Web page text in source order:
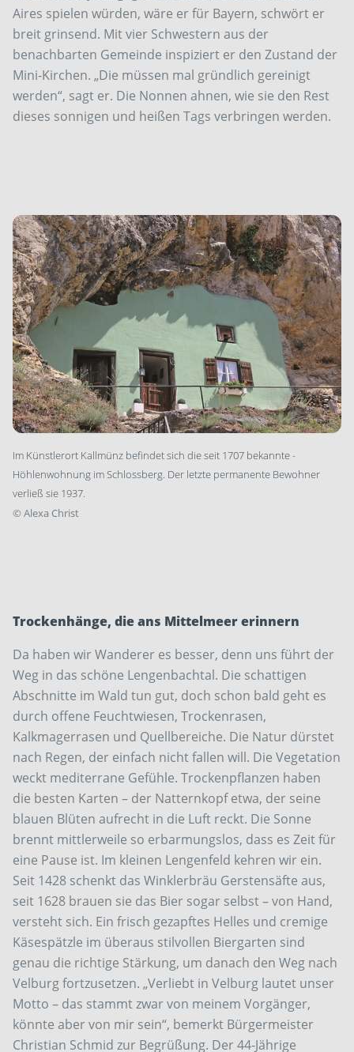
Aires spielen würden, wäre er für Bayern, schwört er
breit grinsend. Mit vier Schwestern aus der
benachbarten Gemeinde inspiziert er den Zustand der
Mini-Kirchen. „Die müssen mal gründlich gereinigt
werden“, sagt er. Die Nonnen ahnen, wie sie den Rest
dieses sonnigen und heißen Tags verbringen werden.
Im Künstlerort Kallmünz befindet sich die seit 1707 bekannte ­
Höhlenwohnung im Schlossberg. Der letzte ­permanente ­Bewohner
verließ sie 1937.
© Alexa Christ
Trockenhänge, die ans Mittelmeer ­erinnern
Da haben wir Wanderer es besser, denn uns führt der
Weg in das schöne Lengenbachtal. Die schattigen
Abschnitte im Wald tun gut, doch schon bald geht es
durch offene Feuchtwiesen, Trockenrasen,
Kalkmagerrasen und Quellbereiche. Die Natur dürstet
nach Regen, der einfach nicht fallen will. Die Vegetation
weckt mediterrane Gefühle. Trockenpflanzen haben
die besten Karten – der Natternkopf etwa, der seine
blauen Blüten aufrecht in die Luft reckt. Die Sonne
brennt mittlerweile so erbarmungslos, dass es Zeit für
eine Pause ist. Im kleinen Lengenfeld kehren wir ein.
Seit 1428 schenkt das Winklerbräu Gerstensäfte aus,
seit 1628 brauen sie das Bier sogar selbst – von Hand,
versteht sich. Ein frisch gezapftes Helles und cremige
Käsespätzle im überaus stilvollen Biergarten sind
genau die richtige Stärkung, um danach den Weg nach
Velburg fortzusetzen. „Verliebt in Velburg lautet unser
Motto – das stammt zwar von meinem Vorgänger,
könnte aber von mir sein“, bemerkt Bürgermeister
Christian Schmid zur Begrüßung. Der 44-Jährige